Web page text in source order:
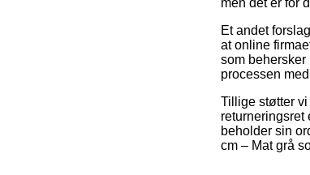
Et andet
at online
som
processen
Tillige støtter
beholder sin
cm – Mat grå